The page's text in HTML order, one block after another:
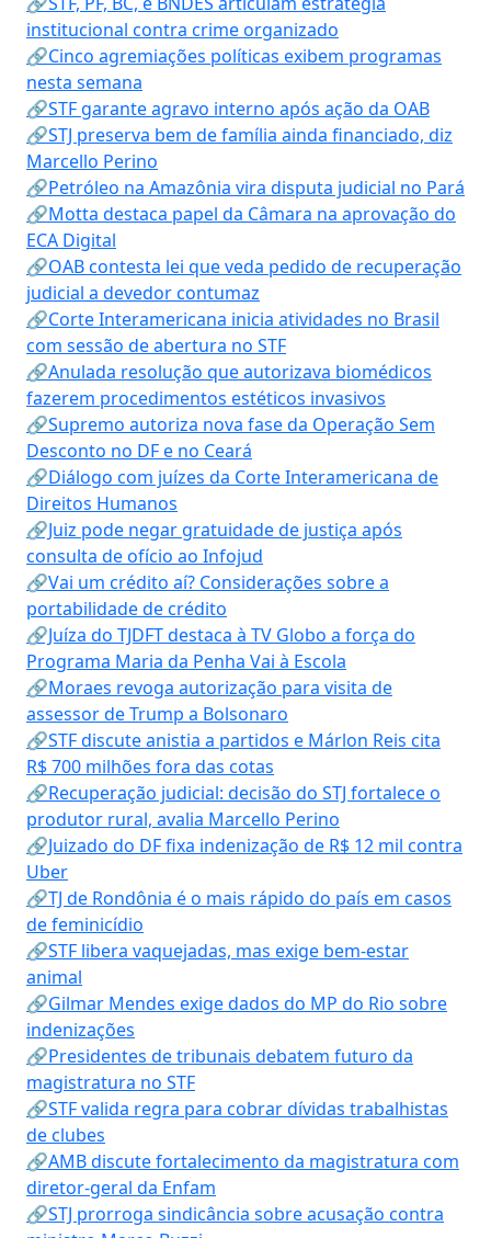
institucional contra crime organizado
🔗Cinco agremiações políticas exibem programas
nesta semana
🔗STF garante agravo interno após ação da OAB
🔗STJ preserva bem de família ainda financiado, diz
Marcello Perino
🔗Petróleo na Amazônia vira disputa judicial no Pará
🔗Motta destaca papel da Câmara na aprovação do
ECA Digital
🔗OAB contesta lei que veda pedido de recuperação
judicial a devedor contumaz
🔗Corte Interamericana inicia atividades no Brasil
com sessão de abertura no STF
🔗Anulada resolução que autorizava biomédicos
fazerem procedimentos estéticos invasivos
🔗Supremo autoriza nova fase da Operação Sem
Desconto no DF e no Ceará
🔗Diálogo com juízes da Corte Interamericana de
Direitos Humanos
🔗Juiz pode negar gratuidade de justiça após
consulta de ofício ao Infojud
🔗Vai um crédito aí? Considerações sobre a
portabilidade de crédito
🔗Juíza do TJDFT destaca à TV Globo a força do
Programa Maria da Penha Vai à Escola
🔗Moraes revoga autorização para visita de
assessor de Trump a Bolsonaro
🔗STF discute anistia a partidos e Márlon Reis cita
R$ 700 milhões fora das cotas
🔗Recuperação judicial: decisão do STJ fortalece o
produtor rural, avalia Marcello Perino
🔗Juizado do DF fixa indenização de R$ 12 mil contra
Uber
🔗TJ de Rondônia é o mais rápido do país em casos
de feminicídio
🔗STF libera vaquejadas, mas exige bem-estar
animal
🔗Gilmar Mendes exige dados do MP do Rio sobre
indenizações
🔗Presidentes de tribunais debatem futuro da
magistratura no STF
🔗STF valida regra para cobrar dívidas trabalhistas
de clubes
🔗AMB discute fortalecimento da magistratura com
diretor-geral da Enfam
🔗STJ prorroga sindicância sobre acusação contra